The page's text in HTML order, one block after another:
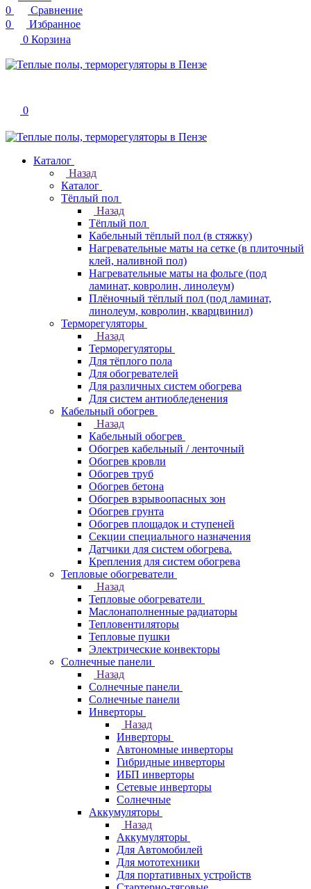
0
Сравнение
0
Избранное
0 Корзина
0
Каталог
Назад
Каталог
Тёплый пол
Назад
Тёплый пол
Кабельный тёплый пол (в стяжку)
Нагревательные маты на сетке (в плиточный
клей, наливной пол)
Нагревательные маты на фольге (под
ламинат, ковролин, линолеум)
Плёночный тёплый пол (под ламинат,
линолеум, ковролин, кварцвинил)
Терморегуляторы
Назад
Терморегуляторы
Для тёплого пола
Для обогревателей
Для различных систем обогрева
Для систем антиобледенения
Кабельный обогрев
Назад
Кабельный обогрев
Обогрев кабельный / ленточный
Обогрев кровли
Обогрев труб
Обогрев бетона
Обогрев взрывоопасных зон
Обогрев грунта
Обогрев площадок и ступеней
Секции специального назначения
Датчики для систем обогрева.
Крепления для систем обогрева
Тепловые обогреватели
Назад
Тепловые обогреватели
Маслонаполненные радиаторы
Тепловентиляторы
Тепловые пушки
Электрические конвекторы
Солнечные панели
Назад
Солнечные панели
Солнечные панели
Инверторы
Назад
Инверторы
Автономные инверторы
Гибридные инверторы
ИБП инверторы
Сетевые инверторы
Солнечные
Аккумуляторы
Назад
Аккумуляторы
Для Автомобилей
Для мототехники
Для портативных устройств